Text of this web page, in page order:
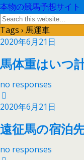
本物の競馬予想サイト
Tags › 馬運車
2020年6月21日
馬体重はいつ
no responses
2020年6月21日
遠征馬の宿泊
no responses